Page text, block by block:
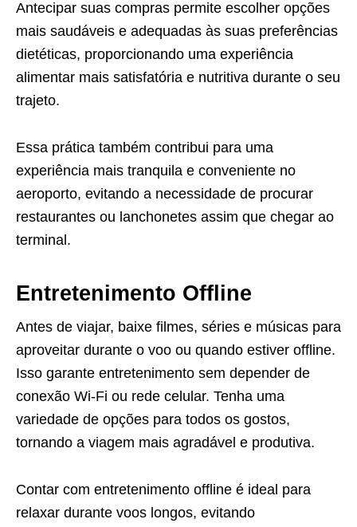
Antecipar suas compras permite escolher opções
mais saudáveis e adequadas às suas preferências
dietéticas, proporcionando uma experiência
alimentar mais satisfatória e nutritiva durante o seu
trajeto.
Essa prática também contribui para uma
experiência mais tranquila e conveniente no
aeroporto, evitando a necessidade de procurar
restaurantes ou lanchonetes assim que chegar ao
terminal.
Entretenimento Offline
Antes de viajar, baixe filmes, séries e músicas para
aproveitar durante o voo ou quando estiver offline.
Isso garante entretenimento sem depender de
conexão Wi-Fi ou rede celular. Tenha uma
variedade de opções para todos os gostos,
tornando a viagem mais agradável e produtiva.
Contar com entretenimento offline é ideal para
relaxar durante voos longos, evitando